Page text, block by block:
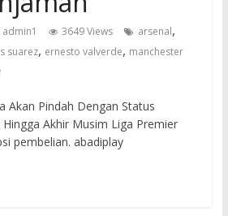
admin1 3649 Views arsenal,
suarez, ernesto valverde, manchester
Akan Pindah Dengan Status
Akhir Musim Liga Premier
pembelian. abadiplay